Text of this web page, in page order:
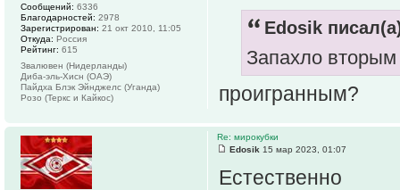
Edosik
Запахло
проигранным?
Сообщений: 6336
Благодарностей: 2978
Зарегистрирован: 21 окт 2010, 11:05
Откуда: Россия
Рейтинг: 615
Звалювен (Нидерланды)
Диба-эль-Хисн (ОАЭ)
Пайдха Блэк Эйнджелс (Уганда)
Розо (Теркс и Кайкос)
Re: мирокубки
Edosik 15 мар 2023, 01:07
Естественно